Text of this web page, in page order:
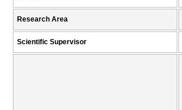
Research Area
Scientific Supervisor